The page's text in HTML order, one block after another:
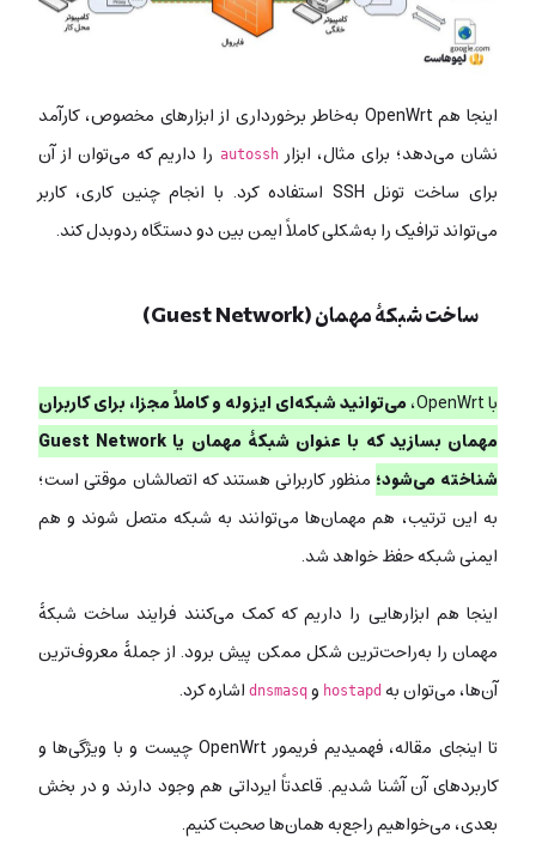
اینجا هم OpenWrt به‌خاطر برخورداری از ابزارهای مخصوص، کارآمد
نشان می‌دهد؛ برای مثال، ابزارautossh را داریم که می‌توان از آن
برای ساخت تونل SSH استفاده کرد. با انجام چنین کاری، کاربر
می‌تواند ترافیک را به‌شکلی کاملاً ایمن بین دو دستگاه ردوبدل کند.
ساخت شبکۀ مهمان (Guest Network)
با OpenWrt،
می‌توانید شبکه‌ای ایزوله و کاملاً مجزا، برای کاربران
مهمان بسازید که با عنوان شبکۀ مهمان یا Guest Network
شناخته می‌شود؛ منظور کاربرانی هستند که اتصالشان موقتی است؛
به این ترتیب، هم مهمان‌ها می‌توانند به شبکه متصل شوند و هم
ایمنی شبکه حفظ خواهد شد.
اینجا هم ابزارهایی را داریم که کمک می‌کنند فرایند ساخت شبکۀ
مهمان را به‌راحت‌ترین شکل ممکن پیش برود. از جملۀ معروف‌ترین
آن‌ها، می‌توان به hostapd و dnsmasq اشاره کرد.
تا اینجای مقاله، فهمیدیم فریمور OpenWrt چیست و با ویژگی‌ها و
کاربردهای آن آشنا شدیم. قاعدتاً ایرداتی هم وجود دارند و در بخش
بعدی، می‌خواهیم راجع‌به همان‌ها صحبت کنیم.